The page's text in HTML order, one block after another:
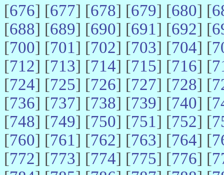
[676] [677] [678] [679] [680] [
[688] [689] [690] [691] [692] [
[700] [701] [702] [703] [704] [
[712] [713] [714] [715] [716] [
[724] [725] [726] [727] [728] [
[736] [737] [738] [739] [740] [
[748] [749] [750] [751] [752] [
[760] [761] [762] [763] [764] [
[772] [773] [774] [775] [776] [